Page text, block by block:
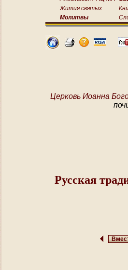
Жития святых
Молитвы
Церковь Иоанна
Русская